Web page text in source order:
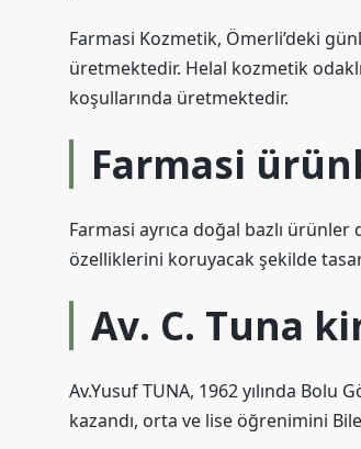
Farmasi Kozmetik, Ömerli’deki
üretmektedir. Helal kozmetik
koşullarında üretmektedir.
Farmasi
Farmasi ayrıca doğal bazlı
özelliklerini koruyacak şekilde
Av. C. Tuna
Av.Yusuf TUNA, 1962 yılında Bolu
kazandı, orta ve lise öğrenimini